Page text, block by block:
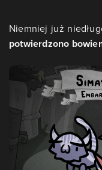
Niemniej już
potwierdzono